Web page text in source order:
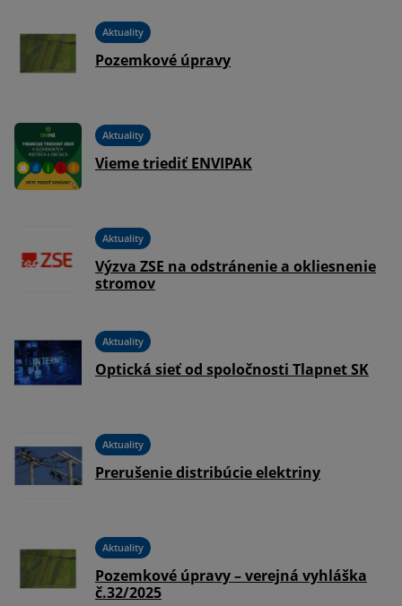
Aktuality
Pozemkové úpravy
Aktuality
Vieme triediť ENVIPAK
Aktuality
Výzva ZSE na odstránenie a okliesnenie
stromov
Aktuality
Optická sieť od spoločnosti Tlapnet SK
Aktuality
Prerušenie distribúcie elektriny
Aktuality
Pozemkové úpravy – verejná vyhláška
č.32/2025